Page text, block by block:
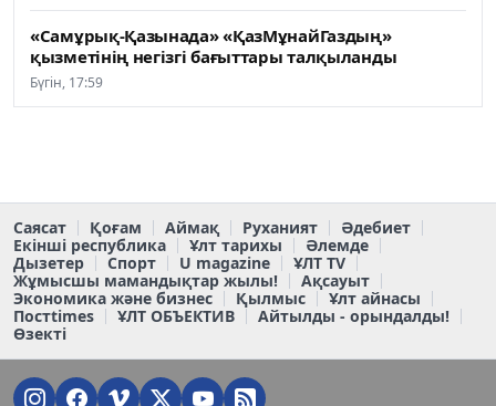
«Самұрық-Қазынада» «ҚазМұнайГаздың»
қызметінің негізгі бағыттары талқыланды
Бүгін, 17:59
Саясат Қоғам Аймақ Руханият
Әдебиет
Екінші республика
Ұлт тарихы
Әлемде
Дызетер
Спорт U magazine
ҰЛТ TV
Жұмысшы мамандықтар жылы!
Ақсауыт
Экономика және бизнес
Қылмыс
Ұлт айнасы
Постtimes
ҰЛТ ОБЪЕКТИВ
Айтылды - орындалды!
Өзекті